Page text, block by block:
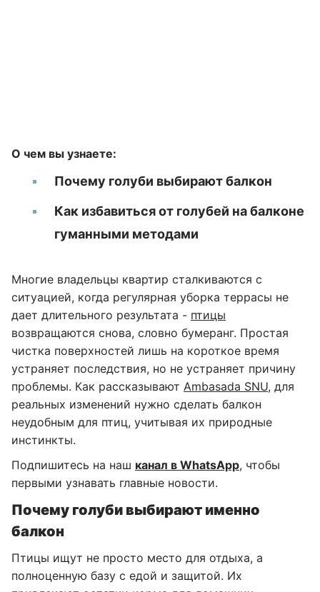
О чем вы узнаете:
Почему голуби выбирают балкон
Как избавиться от голубей на балконе
гуманными методами
Многие владельцы квартир сталкиваются с
ситуацией, когда регулярная уборка террасы не
дает длительного результата - птицы
возвращаются снова, словно бумеранг. Простая
чистка поверхностей лишь на короткое время
устраняет последствия, но не устраняет причину
проблемы. Как рассказывают Ambasada SNU, для
реальных изменений нужно сделать балкон
неудобным для птиц, учитывая их природные
инстинкты.
Подпишитесь на наш канал в WhatsApp, чтобы
первыми узнавать главные новости.
Почему голуби выбирают именно
балкон
Птицы ищут не просто место для отдыха, а
полноценную базу с едой и защитой. Их